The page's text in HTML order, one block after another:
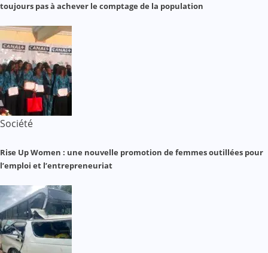
toujours pas à achever le comptage de la population
Société
Rise Up Women : une nouvelle promotion de femmes outillées pour
l’emploi et l’entrepreneuriat